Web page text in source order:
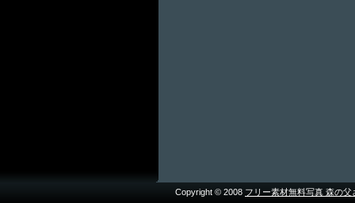
Copyright © 2008 フリー素材無料写真 森の父